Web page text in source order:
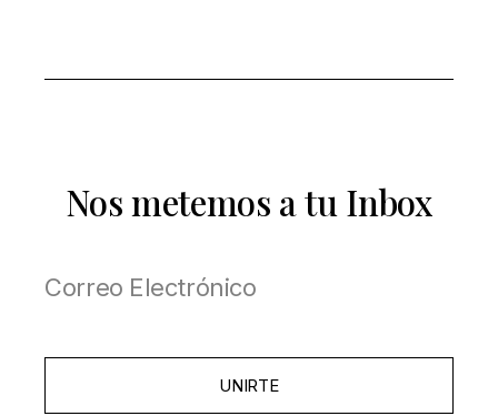
Nos metemos a tu Inbox
UNIRTE